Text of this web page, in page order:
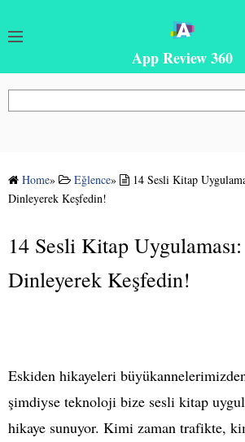
App Review 360
Home» Eğlence»
14 Sesli Kitap
Dinleyerek Keşfedin!
14 Sesli Kitap
Dinleyerek Keşfedin!
Eskiden hikayeleri
şimdiyse teknoloji bize sesli kitap
hikaye sunuyor. Kimi zaman trafikte,